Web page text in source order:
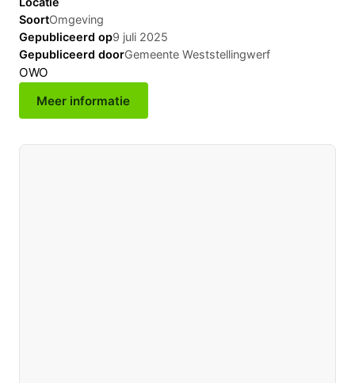
SoortOmgeving
Gepubliceerd op9 juli 2025
Gepubliceerd doorGemeente Weststellingwerf
OWO
Meer informatie